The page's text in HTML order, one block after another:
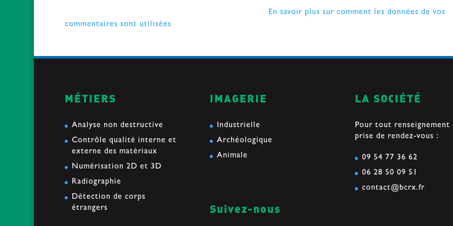
En savoir plus sur comment les données de vos
commentaires sont utilisées
MÉTIERS
Analyse non destructive
Contrôle qualité interne et
externe des matériaux
Numérisation 2D et 3D
Radiographie
Détection de corps
étrangers
IMAGERIE
Industrielle
Archéologique
Animale
Suivez-nous
LA SOCIÉTÉ
Pour tout renseignement
prise de rendez-vous :
09 54 77 36 62
06 28 50 09 51
contact@bcrx.fr